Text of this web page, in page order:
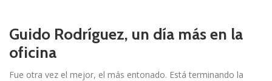
Guido Rodríguez, un día más en la
oficina
Fue otra vez el mejor, el más entonado. Está terminando la